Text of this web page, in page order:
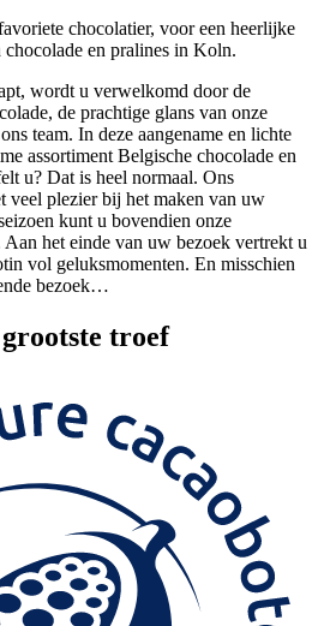
chocolatier, voor een heerlijke
en pralines in Koln.
wordt u verwelkomd door de
de prachtige glans van onze
team. In deze aangename en lichte
assortiment Belgische chocolade en
u? Dat is heel normaal. Ons
veel plezier bij het maken van uw
kunt u bovendien onze
Aan het einde van uw bezoek vertrekt u
vol geluksmomenten. En misschien
bezoek…
troef